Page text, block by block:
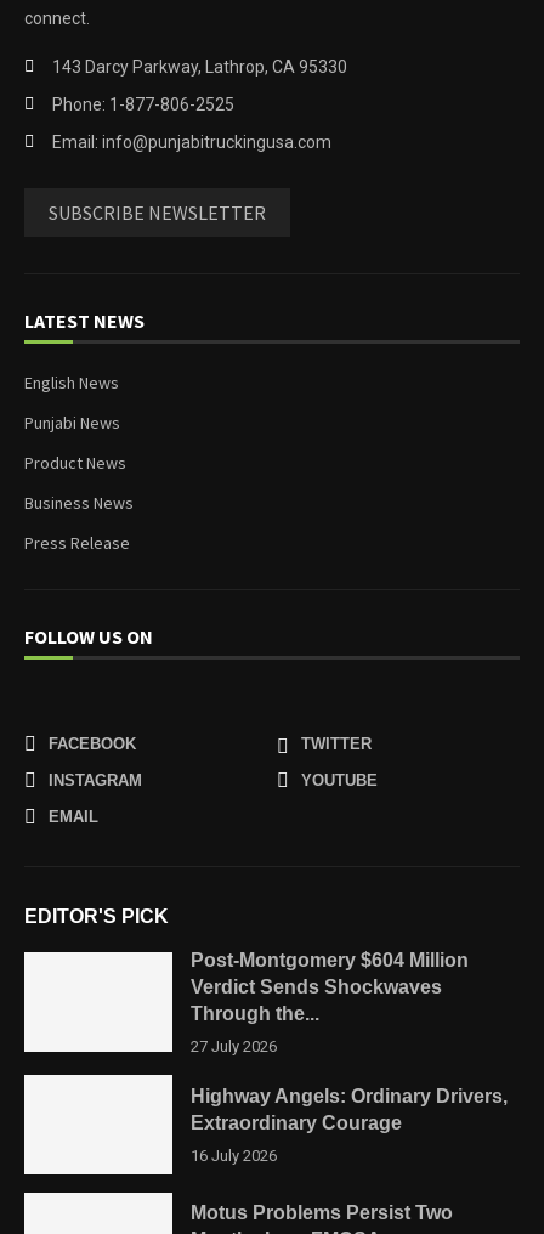
connect.
143 Darcy Parkway, Lathrop, CA 95330
Phone: 1-877-806-2525
Email: info@punjabitruckingusa.com
SUBSCRIBE NEWSLETTER
LATEST NEWS
English News
Punjabi News
Product News
Business News
Press Release
FOLLOW US ON
FACEBOOK
TWITTER
INSTAGRAM
YOUTUBE
EMAIL
EDITOR'S PICK
Post-Montgomery $604 Million
Verdict Sends Shockwaves
Through the...
27 July 2026
Highway Angels: Ordinary Drivers,
Extraordinary Courage
16 July 2026
Motus Problems Persist Two